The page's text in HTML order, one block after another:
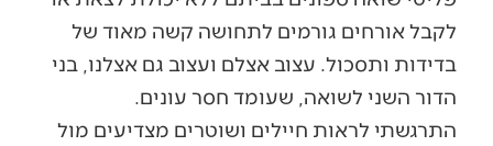
לקבל אורחים גורמים לתחושה קשה מאוד של
בדידות ותסכול. עצוב אצלם ועצוב גם אצלנו, בני
הדור השני לשואה, שעומד חסר עונים.
התרגשתי לראות חיילים ושוטרים מצדיעים מול